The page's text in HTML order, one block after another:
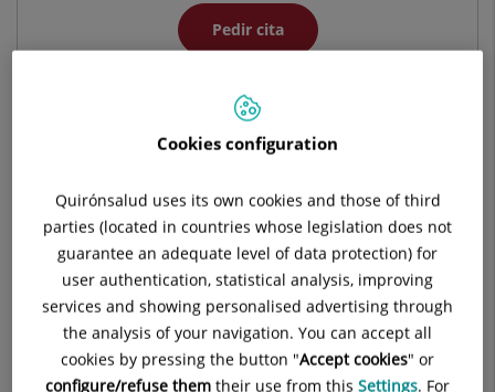
Pedir cita
Pide cita con este profesional en otros hospitales:
C/ Maestro Ángel Llorca, 8
28003 Madrid
914 530 200
Cookies configuration
Quirónsalud uses its own cookies and those of third
parties (located in countries whose legislation does not
guarantee an adequate level of data protection) for
user authentication, statistical analysis, improving
services and showing personalised advertising through
the analysis of your navigation. You can accept all
cookies by pressing the button "Accept cookies" or
configure/refuse them their use from this Settings. For